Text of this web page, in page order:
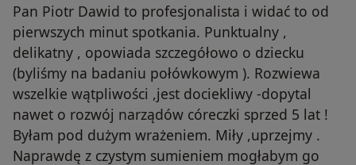
Pan Piotr Dawid to profesjonalista i widać to od
pierwszych minut spotkania. Punktualny ,
delikatny , opowiada szczegółowo o dziecku
(byliśmy na badaniu połówkowym ). Rozwiewa
wszelkie wątpliwości ,jest dociekliwy -dopytal
nawet o rozwój narządów córeczki sprzed 5 lat !
Byłam pod dużym wrażeniem. Miły ,uprzejmy .
Naprawdę z czystym sumieniem mogłabym go